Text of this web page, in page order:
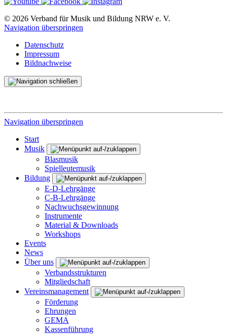
© 2026 Verband für Musik und Bildung NRW e. V.
Navigation überspringen
Datenschutz
Impressum
Bildnachweise
Navigation überspringen
Start
Musik
Blasmusik
Spielleutemusik
Bildung
E-D-Lehrgänge
C-B-Lehrgänge
Nachwuchsgewinnung
Instrumente
Material & Downloads
Workshops
Events
News
Über uns
Verbandsstrukturen
Mitgliedschaft
Vereinsmanagement
Förderung
Ehrungen
GEMA
Kassenführung